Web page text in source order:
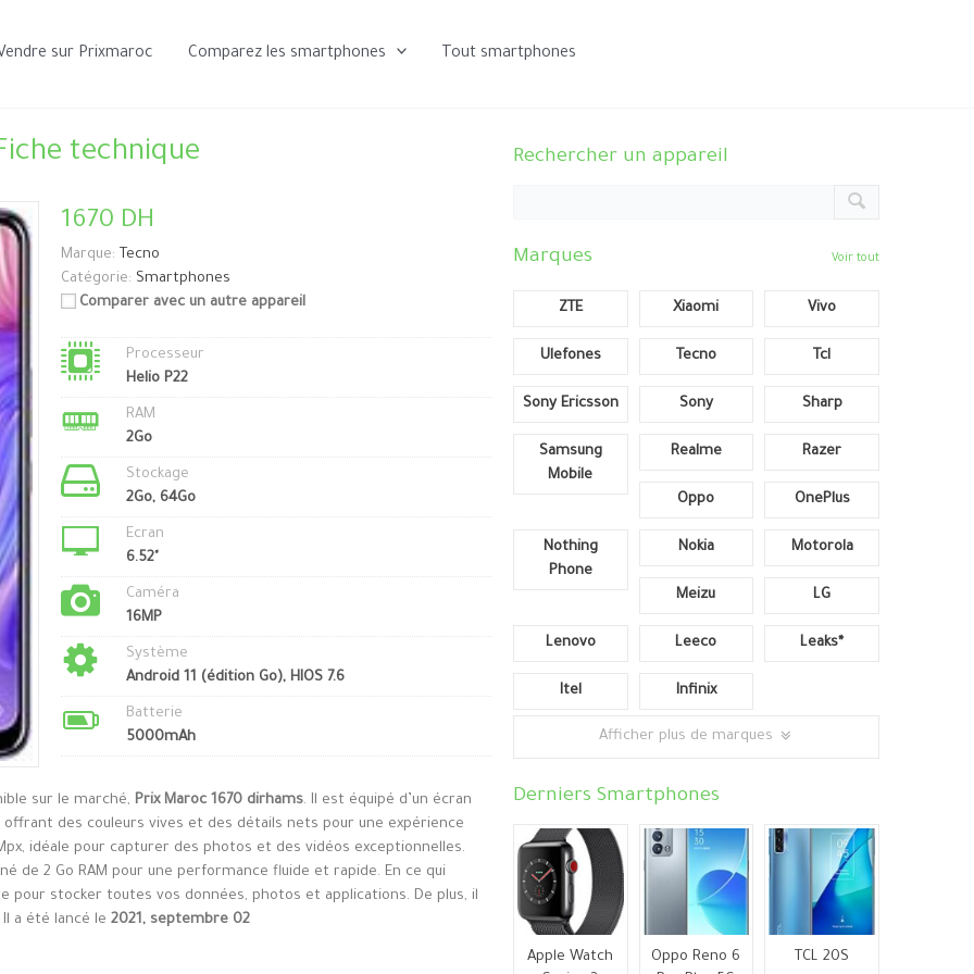
sur Prixmaroc Comparez les smartphones Tout smartphones
technique
1670 DH
Marque: Tecno
Catégorie: Smartphones
Comparer avec un autre appareil
Processeur
Helio P22
RAM
2Go
Stockage
2Go, 64Go
Ecran
6.52"
Caméra
16MP
Système
Android 11 (édition Go), HIOS 7.6
Batterie
5000mAh
sur le marché, Prix Maroc 1670 dirhams. Il est équipé d’un écran
des couleurs vives et des détails nets pour une expérience
idéale pour capturer des photos et des vidéos exceptionnelles.
de 2 Go RAM pour une performance fluide et rapide. En ce qui
pour stocker toutes vos données, photos et applications. De plus, il
a été lancé le 2021, septembre 02
Rechercher un appareil
Marques Voir tout
ZTE Xiaomi Vivo
Ulefones Tecno Tcl
Sony Ericsson Sony Sharp
Samsung
Mobile
Realme Razer
Oppo OnePlus
Nothing
Phone
Nokia Motorola
Meizu LG
Lenovo Leeco Leaks*
Itel Infinix
Afficher plus de marques
Derniers Smartphones
Apple Watch
Oppo Reno 6
TCL 20S